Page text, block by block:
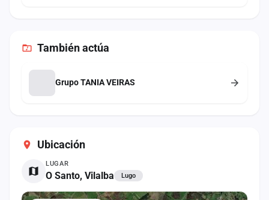
Ubicación
LUGAR
O Santo, Vilalba Lugo
Tambiénactúa
Grupo TANIA VEIRAS